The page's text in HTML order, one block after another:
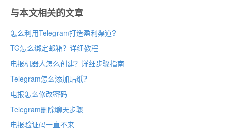
与本文相关的文章
怎么利用Telegram打造盈利渠道?
TG怎么绑定邮箱？详细教程
电报机器人怎么创建？详细步骤指南
Telegram怎么添加贴纸？
电报怎么修改密码
Telegram删除聊天步骤
电报验证码一直不来